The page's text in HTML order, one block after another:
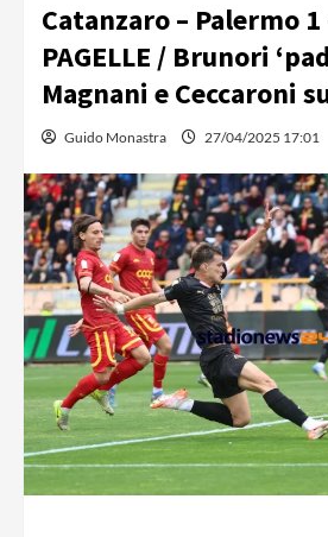
Catanzaro – Palermo 1
PAGELLE / Brunori
Magnani e Ceccaroni
Guido Monastra 27/04/2025 17:01